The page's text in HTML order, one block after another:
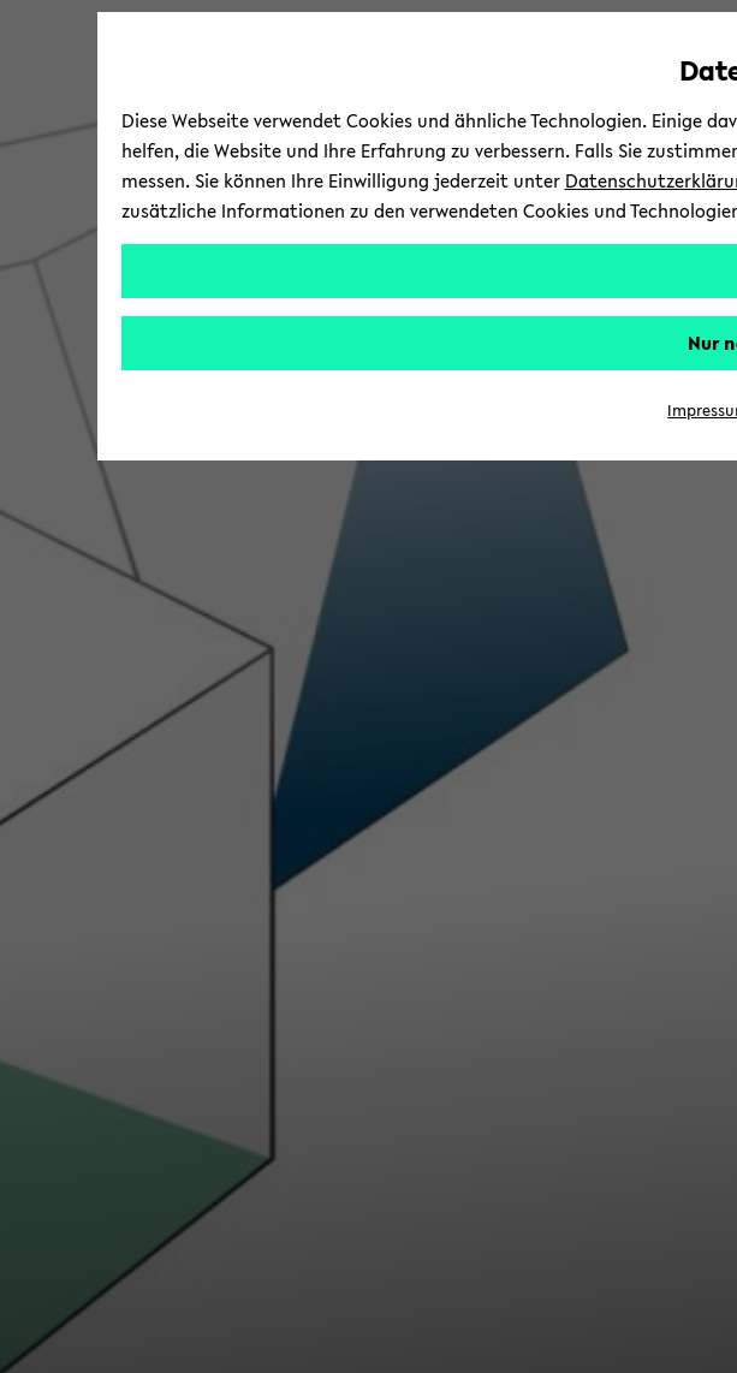
Diese Webseite verwendet Cookies und ähnliche Technologien. Einige
helfen, die Website und Ihre Erfahrung zu verbessern. Falls Sie
messen. Sie können Ihre Einwilligung jederzeit unter
zusätzliche Informationen zu den verwendeten Cookies und
Nur